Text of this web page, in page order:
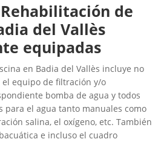
de
del Vallès
equipadas
en Badia del Vallès incluye no
equipo de filtración y/o
bomba de agua y todos
para el agua tanto manuales como
salina, el oxígeno, etc. También
e incluso el cuadro